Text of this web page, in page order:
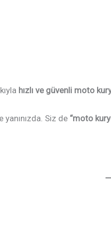
hızlı ve güvenli moto
yanınızda. Siz de “moto